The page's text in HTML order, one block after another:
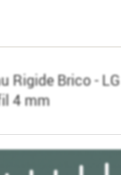
Rigide Brico - LG
4 mm